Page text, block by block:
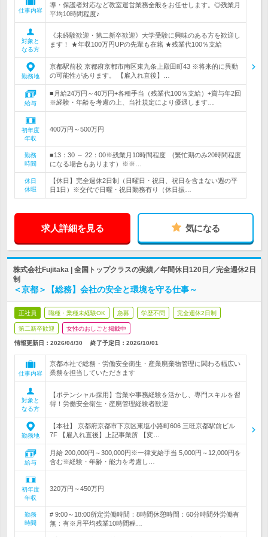
仕事内容
導・保護者対応など教室運営業務全般をお任せします。◎残業月
平均10時間程度♪
対象と
なる方
《未経験歓迎・第二新卒歓迎》大学受験に興味のある方を歓迎し
ます！ ★年収100万円UPの先輩も在籍 ★残業代100％支給
勤務地
京都駅前校 京都府京都市南区東九条上殿田町43 ※将来的に異動
の可能性があります。 【雇入れ直後】…
給与
■月給24万円～40万円+各種手当（残業代100％支給）+賞与年2回
※経験・年齢を考慮の上、当社規定により優遇します…
初年度
年収
400万円～500万円
勤務
時間
■13：30 ～ 22：00※残業月10時間程度 (繁忙期のみ20時間程度
になる場合もあります）※※…
休日
休暇
【休日】完全週休2日制（日曜日・祝日、祝日を含まない週の平
日1日）※交代で日曜・祝日勤務有り（休日振…
求人詳細を見る 気になる
株式会社Fujitaka | 全国トップクラスの実績／年間休日120日／完全週休2日
制
＜京都＞【総務】会社の安全と環境を守る仕事～
正社員 職種・業種未経験OK 急募 学歴不問 完全週休2日制
第二新卒歓迎 女性のおしごと掲載中
情報更新日：2026/04/30 終了予定日： 2026/10/01
仕事内容
京都本社で総務・労働安全衛生・産業廃棄物管理に関わる幅広い
業務を担当していただきます
対象と
なる方
【ポテンシャル採用】営業や事務経験を活かし、専門スキルを習
得！労働安全衛生・産廃管理経験者歓迎
勤務地
【本社】 京都府京都市下京区東塩小路町606 三旺京都駅前ビル
7F 【雇入れ直後】上記事業所 【変…
給与
月給 200,000円～300,000円※一律支給手当 5,000円～12,000円を
含む※経験・年齢・能力を考慮し…
初年度
年収
320万円～450万円
勤務
時間
# 9:00～18:00所定労働時間：8時間休憩時間：60分時間外労働有
無：有※月平均残業10時間程…